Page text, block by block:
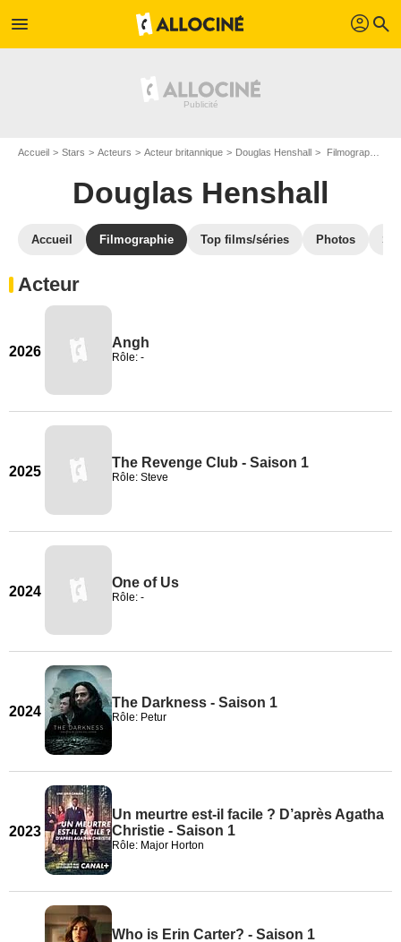
menu profil search
Accueil Stars Acteurs Acteur britannique Douglas Henshall Filmographie Douglas Henshall
Douglas Henshall
Accueil Filmographie Top films/séries Photos
Acteur
2026
Angh
Rôle: -
2025
The Revenge Club - Saison 1
Rôle: Steve
2024
One of Us
Rôle: -
2024
The Darkness - Saison 1
Rôle: Petur
2023
Un meurtre est-il facile ? D’après Agatha
Christie - Saison 1
Rôle: Major Horton
Who is Erin Carter? - Saison 1